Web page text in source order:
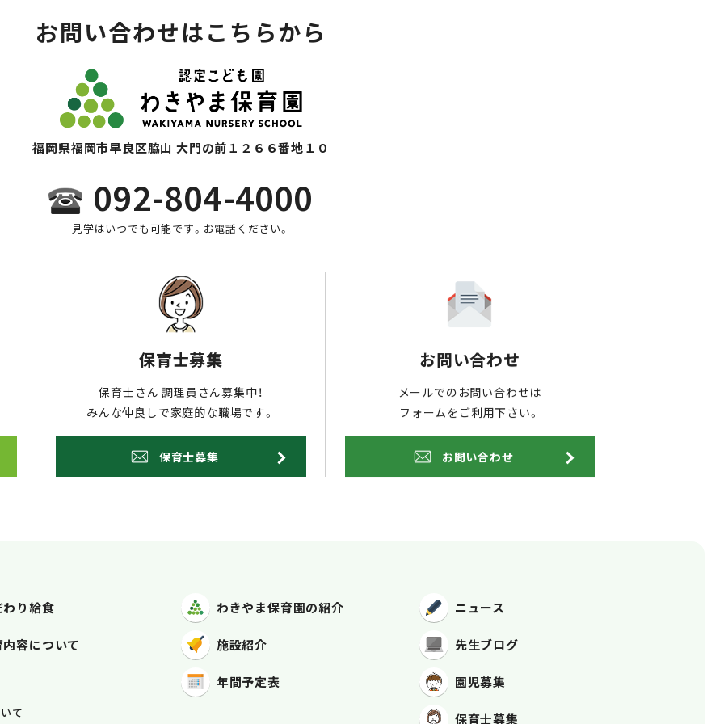
お問い合わせはこちらから
福岡県福岡市早良区脇山 大門の前１２６６番地１０
092-804-4000
見学はいつでも可能です。お電話ください。
保育士募集
保育士さん 調理員さん募集中！
みんな仲良しで家庭的な職場です。
保育士募集
お問い合わせ
メールでのお問い合わせは
フォームをご利用下さい。
お問い合わせ
わり給食
容について
て
わきやま保育園の紹介
施設紹介
年間予定表
ニュース
先生ブログ
園児募集
保育士募集